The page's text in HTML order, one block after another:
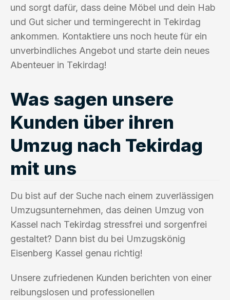
und sorgt dafür, dass deine Möbel und dein Hab
und Gut sicher und termingerecht in Tekirdag
ankommen. Kontaktiere uns noch heute für ein
unverbindliches Angebot und starte dein neues
Abenteuer in Tekirdag!
Was sagen unsere
Kunden über ihren
Umzug nach Tekirdag
mit uns
Du bist auf der Suche nach einem zuverlässigen
Umzugsunternehmen, das deinen Umzug von
Kassel nach Tekirdag stressfrei und sorgenfrei
gestaltet? Dann bist du bei Umzugskönig
Eisenberg Kassel genau richtig!
Unsere zufriedenen Kunden berichten von einer
reibungslosen und professionellen